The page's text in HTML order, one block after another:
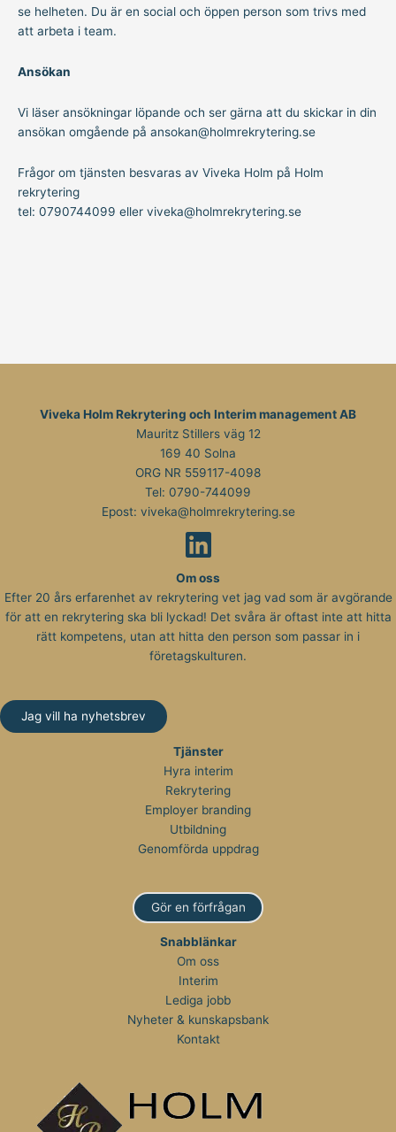
se helheten. Du är en social och öppen person som trivs med
att arbeta i team.
Ansökan
Vi läser ansökningar löpande och ser gärna att du skickar in din
ansökan omgående på ansokan@holmrekrytering.se
Frågor om tjänsten besvaras av Viveka Holm på Holm
rekrytering
tel: 0790744099 eller viveka@holmrekrytering.se
Viveka Holm Rekrytering och Interim management AB
Mauritz Stillers väg 12
169 40 Solna
ORG NR 559117-4098
Tel: 0790-744099
Epost: viveka@holmrekrytering.se
Om oss
Efter 20 års erfarenhet av rekrytering vet jag vad som är avgörande
för att en rekrytering ska bli lyckad! Det svåra är oftast inte att hitta
rätt kompetens, utan att hitta den person som passar in i
företagskulturen.
Jag vill ha nyhetsbrev
Tjänster
Hyra interim
Rekrytering
Employer branding
Utbildning
Genomförda uppdrag
Gör en förfrågan
Snabblänkar
Om oss
Interim
Lediga jobb
Nyheter & kunskapsbank
Kontakt